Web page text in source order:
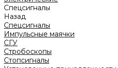
Спецсигналы
Назад
Спецсигналы
Импульсные маячки
СГУ
Стробоскопы
Стопсигналы